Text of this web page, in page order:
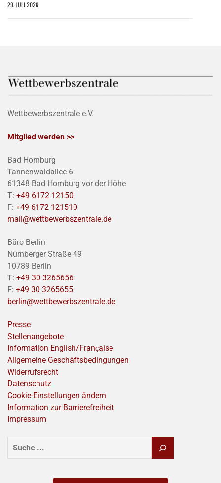
29. JULI 2026
Wettbewerbszentrale e.V.
Mitglied werden >>
Bad Homburg
Tannenwaldallee 6
61348 Bad Homburg vor der Höhe
T: +49 6172 12150
F: +49 6172 121510
mail@wettbewerbszentrale.de
Büro Berlin
Nürnberger Straße 49
10789 Berlin
T: +49 30 3265656
F: +49 30 3265655
berlin@wettbewerbszentrale.de
Presse
Stellenangebote
Information English/Franҫaise
Allgemeine Geschäftsbedingungen
Widerrufsrecht
Datenschutz
Cookie-Einstellungen ändern
Information zur Barrierefreiheit
Impressum
SUCHEN